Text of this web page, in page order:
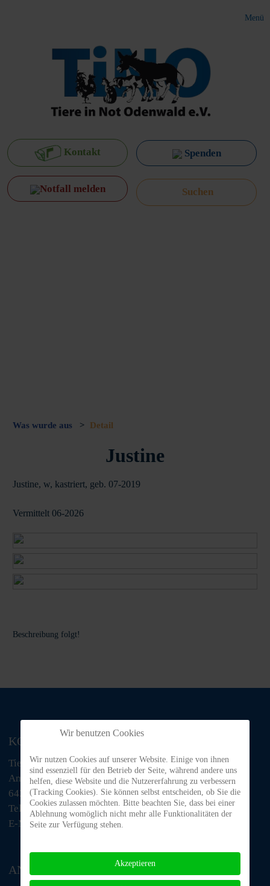
Menü
Kontakt Spenden
Notfall melden
Was wurde aus > Detail
Justine
Justine, w, kastriert, geb. 07-2019
Vermittelt 06-2026
Beschreibung folgt!
KONTAKT
Tiere in Not Odenwald e.V.
Am Morsberg 1
64385 Reichelsheim
Telefon: 06063 / 939 848
E-Mail: tino@tiere-in-not-odenwald.de
ANFAHRT
Wir benutzen Cookies
Wir nutzen Cookies auf unserer Website. Einige von ihnen
sind essenziell für den Betrieb der Seite, während andere uns
helfen, diese Website und die Nutzererfahrung zu verbessern
(Tracking Cookies). Sie können selbst entscheiden, ob Sie die
Cookies zulassen möchten. Bitte beachten Sie, dass bei einer
Ablehnung womöglich nicht mehr alle Funktionalitäten der
Seite zur Verfügung stehen.
Akzeptieren